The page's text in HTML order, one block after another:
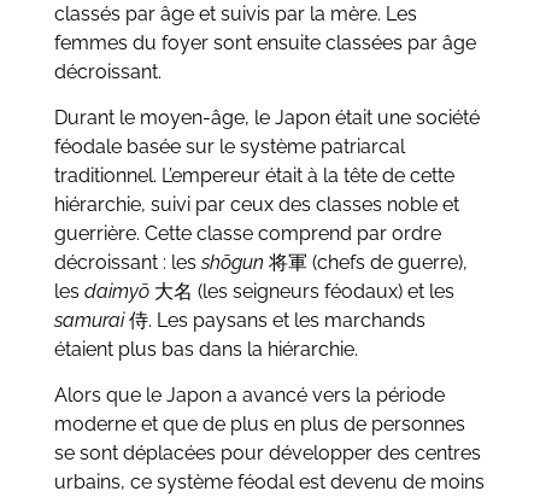
classés par âge et suivis par la mère. Les
femmes du foyer sont ensuite classées par âge
décroissant.
Durant le moyen-âge, le Japon était une société
féodale basée sur le système patriarcal
traditionnel. L’empereur était à la tête de cette
hiérarchie, suivi par ceux des classes noble et
guerrière. Cette classe comprend par ordre
décroissant : lesshōgun 将軍(chefs de guerre),
les daimyō大名 (les seigneurs féodaux) et les
samurai侍. Les paysans et les marchands
étaient plus bas dans la hiérarchie.
Alors que le Japon a avancé vers la période
moderne et que de plus en plus de personnes
se sont déplacées pour développer des centres
urbains, ce système féodal est devenu de moins